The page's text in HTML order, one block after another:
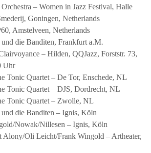
– Women in Jazz Festival, Halle
Goningen, Netherlands
Amstelveen, Netherlands
die Banditen, Frankfurt a.M.
– Hilden, QQJazz, Forststr. 73,
Uhr
Tonic Quartet – De Tor, Enschede, NL
Tonic Quartet – DJS, Dordrecht, NL
Tonic Quartet – Zwolle, NL
die Banditen – Ignis, Köln
Nowak/Nillesen – Ignis, Köln
Alony/Oli Leicht/Frank Wingold – Artheater,